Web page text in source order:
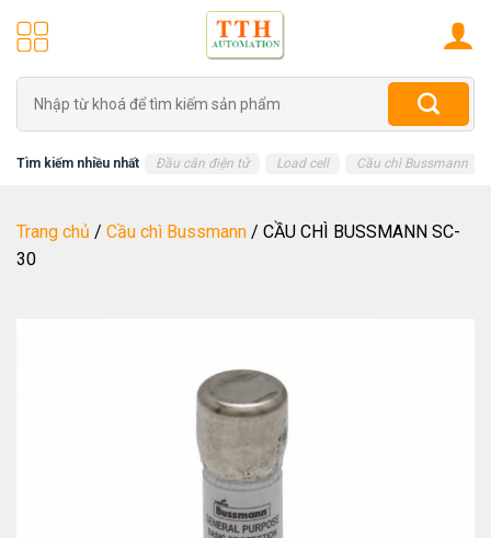
kiếm:
Tìm kiếm nhiều nhất Đầu cân điện tử Load cell Cầu chì Bussmann
Trang chủ / Cầu chì Bussmann / CẦU CHÌ BUSSMANN SC-
30